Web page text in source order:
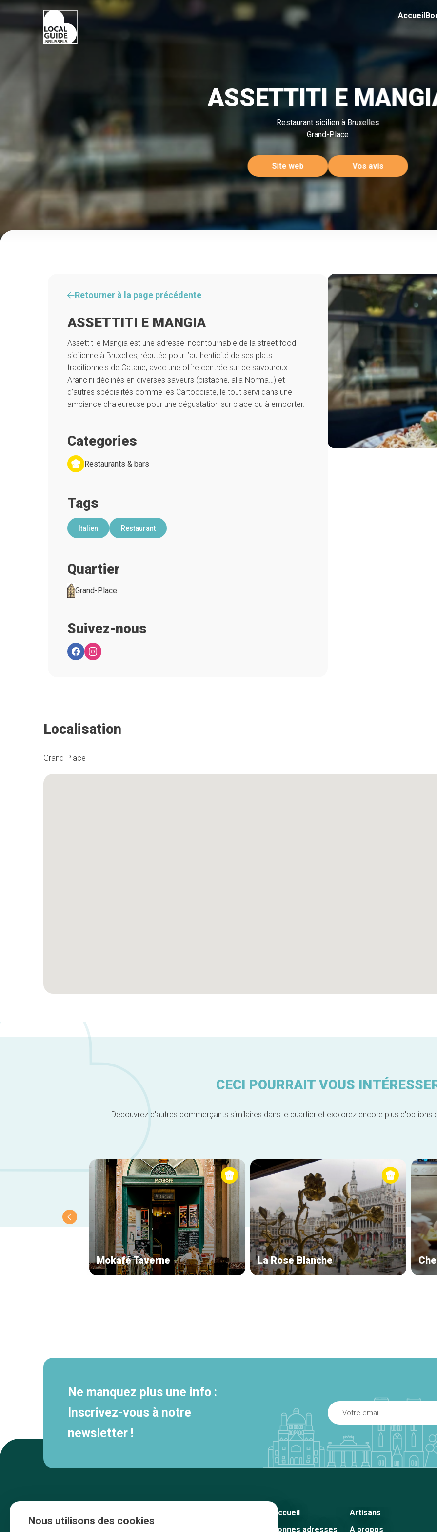
Accueil
ASSETTITI E
Restaurant sicilien à Bruxelles
Grand-Place
Site web Vos avis
Retourner à la page précédente
ASSETTITI E MANGIA
Assettiti e Mangia est une adresse incontournable de la street food
sicilienne à Bruxelles, réputée pour l’authenticité de ses plats
traditionnels de Catane, avec une offre centrée sur de savoureux
Arancini déclinés en diverses saveurs (pistache, alla Norma…) et
d’autres spécialités comme les Cartocciate, le tout servi dans une
ambiance chaleureuse pour une dégustation sur place ou à emporter.
Categories
Restaurants & bars
Tags
Italien Restaurant
Quartier
Grand-Place
Suivez-nous
Localisation
Grand-Place
CECI POURRAIT VOUS
Découvrez d'autres commerçants similaires dans le quartier et explorez encore plus d'options
Mokafé Taverne La Rose Blanche
Ne manquez plus une info :
Inscrivez-vous à notre
newsletter !
Accueil
Bonnes adresses
Artisans
A propos
Nous utilisons des cookies